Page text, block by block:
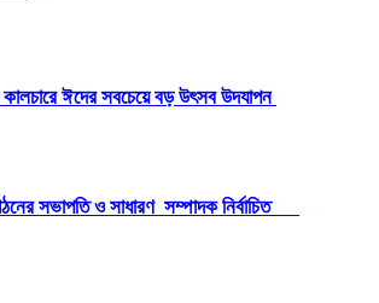
ঈদের সবচেয়ে বড় উৎসব উদযাপন
সভাপতি ও সাধারণ সম্পাদক নির্বাচিত